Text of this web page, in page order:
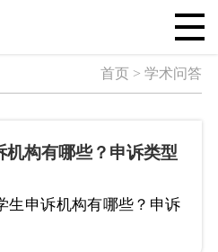
首页 > 学术问答
机构有哪些？申诉类型
生申诉机构有哪些？申诉